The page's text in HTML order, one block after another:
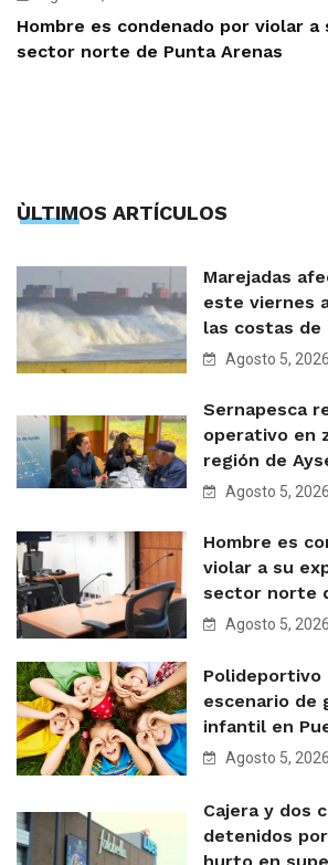
Hombre es condenado por violar a
sector norte de Punta Arenas
ÙLTIMOS ARTÍCULOS
Marejadas
este viernes
las costas de
Agosto 5, 2026
Sernapesca
operativo en
región de
Agosto 5, 2026
Hombre es
violar a su
sector norte
Agosto 5, 2026
Polideportivo
escenario de
infantil en
Agosto 5, 2026
Cajera y dos
detenidos